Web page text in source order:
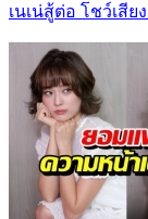
เนเน่สู้ต่อ โชว์เสีย